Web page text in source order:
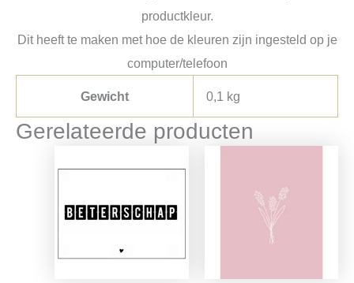
productkleur.
Dit heeft te maken met hoe de kleuren zijn ingesteld op je
computer/telefoon
Gewicht 0,1 kg
Gerelateerde producten
€1,25. €0,99.